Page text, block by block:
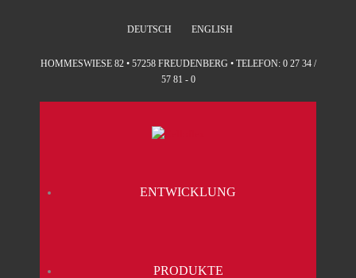
DEUTSCH ENGLISH
HOMMESWIESE 82 • 57258 FREUDENBERG • TELEFON: 0 27 34 /
57 81 - 0
ENT­WICK­LUNG
PRO­DUK­TE